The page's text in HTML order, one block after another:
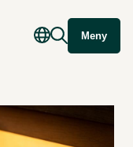
Meny